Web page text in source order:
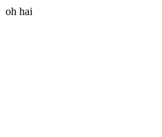
oh hai